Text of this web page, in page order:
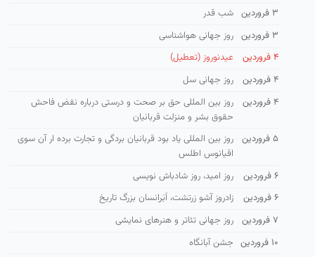
۳ فروردین
شب قدر
۳ فروردین
روز جهانی هواشناسی
۴ فروردین
عیدنوروز (تعطیل)
۴ فروردین
روز جهانی سل
۴ فروردین
روز بین المللی حق بر صحت و درستی درباره نقض فاحش
حقوق بشر و منزلت قربانیان
۵ فروردین
روز بین المللی یاد بود قربانیان بردگی و تجارت برده ار آن سوی
اقیانوس اطلس
۶ فروردین
روز امید، روز شادباش نویسی
۶ فروردین
زادروز آشو زرتشت، اَبَراِنسان بزرگ تاریخ
۷ فروردین
روز جهانی تئاتر و هنرهای نمایشی
۱۰ فروردین
جشن آبانگاه